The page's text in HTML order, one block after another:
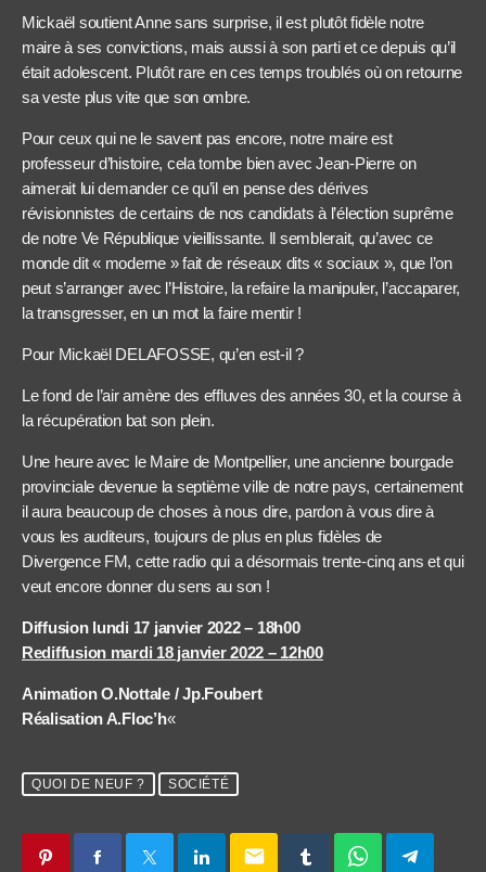
Mickaël soutient Anne sans surprise, il est plutôt fidèle notre
maire à ses convictions, mais aussi à son parti et ce depuis qu’il
était adolescent. Plutôt rare en ces temps troublés où on retourne
sa veste plus vite que son ombre.
Pour ceux qui ne le savent pas encore, notre maire est
professeur d’histoire, cela tombe bien avec Jean-Pierre on
aimerait lui demander ce qu’il en pense des dérives
révisionnistes de certains de nos candidats à l’élection suprême
de notre Ve République vieillissante. Il semblerait, qu’avec ce
monde dit « moderne » fait de réseaux dits « sociaux », que l’on
peut s’arranger avec l’Histoire, la refaire la manipuler, l’accaparer,
la transgresser, en un mot la faire mentir !
Pour Mickaël DELAFOSSE, qu’en est-il ?
Le fond de l’air amène des effluves des années 30, et la course à
la récupération bat son plein.
Une heure avec le Maire de Montpellier, une ancienne bourgade
provinciale devenue la septième ville de notre pays, certainement
il aura beaucoup de choses à nous dire, pardon à vous dire à
vous les auditeurs, toujours de plus en plus fidèles de
Divergence FM, cette radio qui a désormais trente-cinq ans et qui
veut encore donner du sens au son !
Diffusion lundi 17 janvier 2022 – 18h00
Rediffusion mardi 18 janvier 2022 – 12h00
Animation O.Nottale / Jp.Foubert
Réalisation A.Floc’h«
QUOI DE NEUF ? SOCIÉTÉ
email